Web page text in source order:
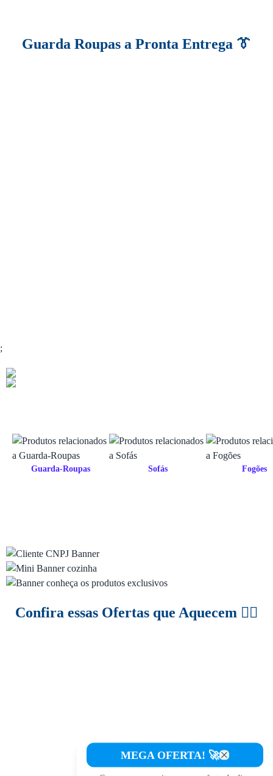
MEGA OFERTA! 🚀
Guarda Roupas a Pronta Entrega 👔
;
Guarda-Roupas Sofás Fogões
Confira essas Ofertas que Aquecem 😮‍💨